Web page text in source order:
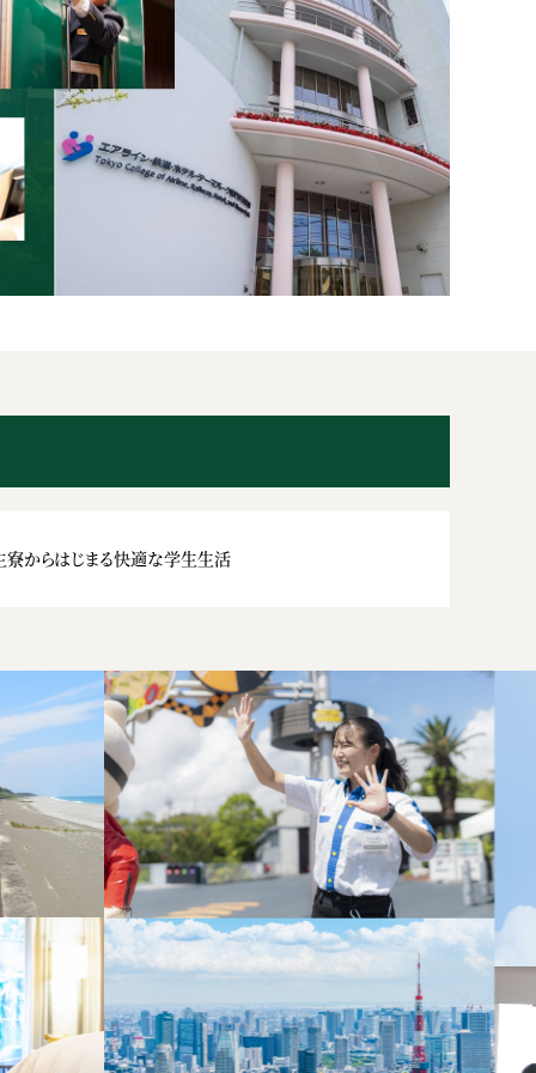
寮からはじまる快適な学生生活